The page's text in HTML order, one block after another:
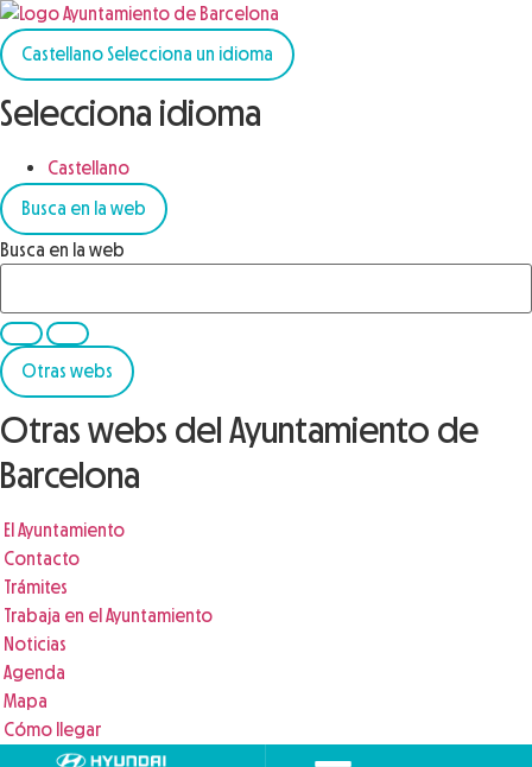
Castellano Selecciona un idioma
Selecciona idioma
Castellano
Busca en la web
Busca en la web
Otras webs
Otras webs del Ayuntamiento de
Barcelona
El Ayuntamiento
Contacto
Trámites
Trabaja en el Ayuntamiento
Noticias
Agenda
Mapa
Cómo llegar